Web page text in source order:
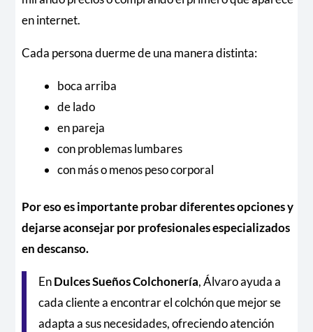
en internet.
Cada persona duerme de una manera distinta:
boca arriba
de lado
en pareja
con problemas lumbares
con más o menos peso corporal
Por eso es importante probar diferentes opciones y
dejarse aconsejar por profesionales especializados
en descanso.
EnDulces Sueños Colchonería, Álvaro ayuda a
cada cliente a encontrar el colchón que mejor se
adapta a sus necesidades, ofreciendo atención